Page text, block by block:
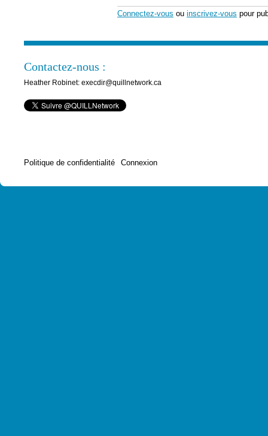
Connectez-vous ou inscrivez-vous pour
Contactez-nous :
Heather Robinet: execdir@quillnetwork.ca
Politique de confidentialité Connexion